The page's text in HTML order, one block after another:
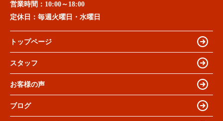
営業時間： 10:00～18:00
定休日： 毎週火曜日・水曜日
トップページ
スタッフ
お客様の声
ブログ